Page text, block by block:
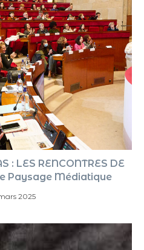
: LES RENCONTRES DE
Paysage Médiatique
2025